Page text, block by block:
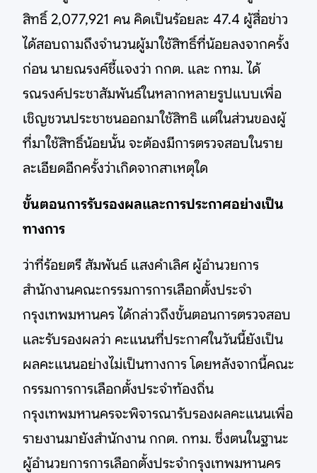
สิทธิ์ 2,077,921 คน คิดเป็นร้อยละ 47.4 ผู้สื่อข่าว
ได้สอบถามถึงจำนวนผู้มาใช้สิทธิ์ที่น้อยลงจากครั้ง
ก่อน นายณรงค์ชี้แจงว่า กกต. และ กทม. ได้
รณรงค์ประชาสัมพันธ์ในหลากหลายรูปแบบเพื่อ
เชิญชวนประชาชนออกมาใช้สิทธิ แต่ในส่วนของผู้
ที่มาใช้สิทธิ์น้อยนั้น จะต้องมีการตรวจสอบในราย
ละเอียดอีกครั้งว่าเกิดจากสาเหตุใด
ขั้นตอนการรับรองผลและการประกาศอย่างเป็น
ทางการ
ว่าที่ร้อยตรี สัมพันธ์ แสงคำเลิศ ผู้อำนวยการ
สำนักงานคณะกรรมการการเลือกตั้งประจำ
กรุงเทพมหานคร ได้กล่าวถึงขั้นตอนการตรวจสอบ
และรับรองผลว่า คะแนนที่ประกาศในวันนี้ยังเป็น
ผลคะแนนอย่างไม่เป็นทางการ โดยหลังจากนี้คณะ
กรรมการการเลือกตั้งประจำท้องถิ่น
กรุงเทพมหานครจะพิจารณารับรองผลคะแนนเพื่อ
รายงานมายังสำนักงาน กกต. กทม. ซึ่งตนในฐานะ
ผู้อำนวยการการเลือกตั้งประจำกรุงเทพมหานคร